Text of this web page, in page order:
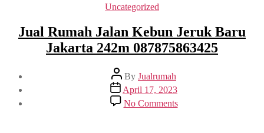
Categories
Uncategorized
Jual Rumah Jalan Kebun Jeruk Baru
Jakarta 242m 087875863425
Post
author
By Jualrumah
Post
date
April 17, 2023
No Commentson
Jual